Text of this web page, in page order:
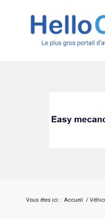
Vous êtes ici : Accueil /